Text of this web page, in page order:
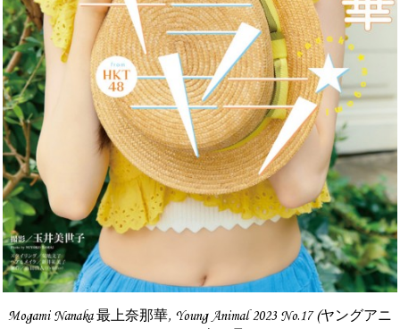
Mogami Nanaka 最上奈那華, Young Animal 2023 No.17 (ヤングアニ